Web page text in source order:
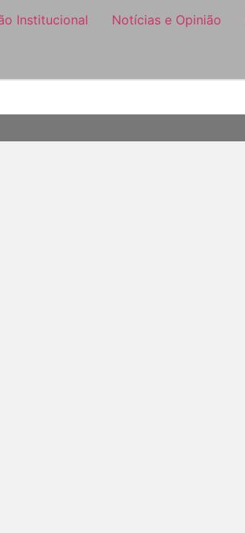
Institucional Notícias e Opinião